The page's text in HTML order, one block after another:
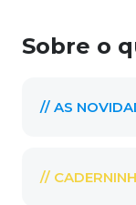
Sobre o
// AS
//